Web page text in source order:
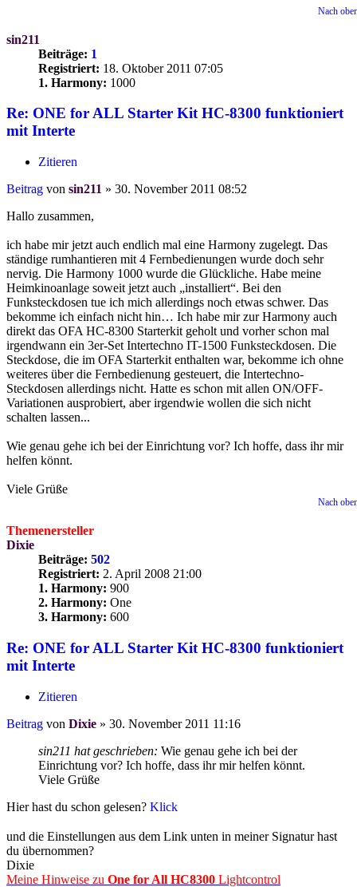
Nach
sin211
Beiträge: 1
Registriert: 18. Oktober 2011 07:05
1. Harmony: 1000
Re: ONE for ALL Starter Kit HC-8300 funktioniert
mit Interte
Zitieren
Beitrag von sin211 » 30. November 2011 08:52
Hallo zusammen,
ich habe mir jetzt auch endlich mal eine Harmony zugelegt. Das
ständige rumhantieren mit 4 Fernbedienungen wurde doch sehr
nervig. Die Harmony 1000 wurde die Glückliche. Habe meine
Heimkinoanlage soweit jetzt auch „installiert“. Bei den
Funksteckdosen tue ich mich allerdings noch etwas schwer. Das
bekomme ich einfach nicht hin… Ich habe mir zur Harmony auch
direkt das OFA HC-8300 Starterkit geholt und vorher schon mal
irgendwann ein 3er-Set Intertechno IT-1500 Funksteckdosen. Die
Steckdose, die im OFA Starterkit enthalten war, bekomme ich ohne
weiteres über die Fernbedienung gesteuert, die Intertechno-
Steckdosen allerdings nicht. Hatte es schon mit allen ON/OFF-
Variationen ausprobiert, aber irgendwie wollen die sich nicht
schalten lassen...
Wie genau gehe ich bei der Einrichtung vor? Ich hoffe, dass ihr mir
helfen könnt.
Viele Grüße
Nach
Themenersteller
Dixie
Beiträge: 502
Registriert: 2. April 2008 21:00
1. Harmony: 900
2. Harmony: One
3. Harmony: 600
Re: ONE for ALL Starter Kit HC-8300 funktioniert
mit Interte
Zitieren
Beitrag von Dixie » 30. November 2011 11:16
sin211 hat geschrieben: Wie genau gehe ich bei der
Einrichtung vor? Ich hoffe, dass ihr mir helfen könnt.
Viele Grüße
Hier hast du schon gelesen? Klick
und die Einstellungen aus dem Link unten in meiner Signatur hast
du übernommen?
Dixie
Meine Hinweise zu One for All HC8300 Lightcontrol